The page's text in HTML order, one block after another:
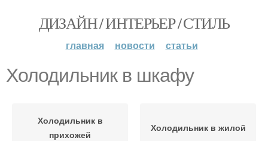
ДИЗАЙН / ИНТЕРЬЕР / СТИЛЬ
главная новости статьи
Холодильник в шкафу
Холодильник в
прихожей
Холодильник в жилой